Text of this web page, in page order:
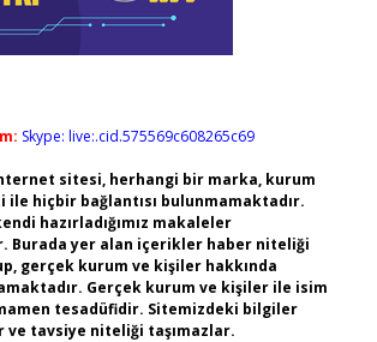
Skype: live:.cid.575569c608265c69
sitesi, herhangi bir marka, kurum
ile hiçbir bağlantısı bulunmamaktadır.
hazırladığımız makaleler
Burada yer alan içerikler haber niteliği
gerçek kurum ve kişiler hakkında
Gerçek kurum ve kişiler ile isim
tesadüfidir. Sitemizdeki bilgiler
tavsiye niteliği taşımazlar.